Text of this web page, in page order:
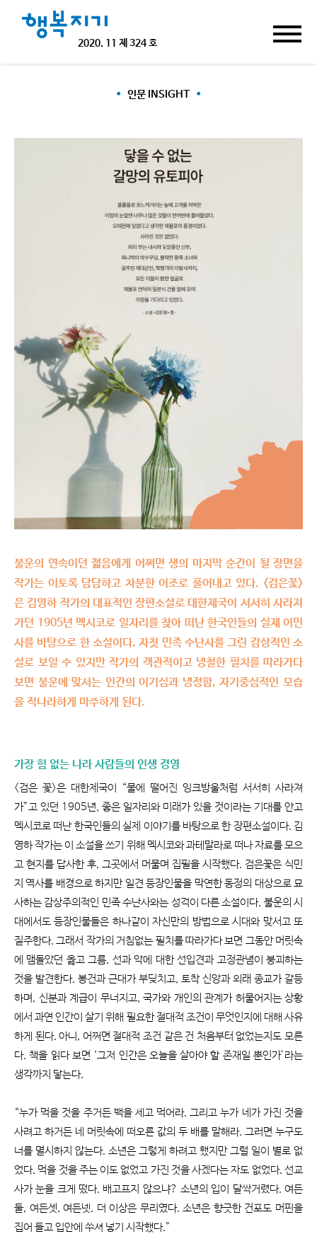
2020. 11 제 324 호
인문 INSIGHT
불운의 연속이던 젋음에게 어쩌면 생의 마지막 순간이 될 장면을
작가는 이토록 담담하고 차분한 어조로 풀어내고 있다. <검은꽃>
은 김영하 작가의 대표적인 장편소설로 대한제국이 서서히 사라져
가던 1905년 멕시코로 일자리를 찾아 떠난 한국인들의 실제 이민
사를 바탕으로 한 소설이다. 자칫 민족 수난사를 그린 감상적인 소
설로 보일 수 있지만 작가의 객관적이고 냉철한 필치를 따라가다
보면 불운에 맞서는 인간의 이기심과 냉정함, 자기중심적인 모습
을 적나라하게 마주하게 된다.
가장 힘 없는 나라 사람들의 인생 경영
<검은 꽃>은 대한제국이 “물에 떨어진 잉크방울처럼 서서히 사라져
가”고 있던 1905년, 좋은 일자리와 미래가 있을 것이라는 기대를 안고
멕시코로 떠난 한국인들의 실제 이야기를 바탕으로 한 장편소설이다. 김
영하 작가는 이 소설을 쓰기 위해 멕시코와 과테말라로 떠나 자료를 모으
고 현지를 답사한 후, 그곳에서 머물며 집필을 시작했다. 검은꽃은 식민
지 역사를 배경으로 하지만 일견 등장인물을 막연한 동정의 대상으로 묘
사하는 감상주의적인 민족 수난사와는 성격이 다른 소설이다. 불운의 시
대에서도 등장인물들은 하나같이 자신만의 방법으로 시대와 맞서고 또
질주한다. 그래서 작가의 거침없는 필치를 따라가다 보면 그동안 머릿속
에 맴돌았던 옳고 그름, 선과 악에 대한 선입견과 고정관념이 붕괴하는
것을 발견한다. 봉건과 근대가 부딪치고, 토착 신앙과 외래 종교가 갈등
하며, 신분과 계급이 무너지고, 국가와 개인의 관계가 허물어지는 상황
에서 과연 인간이 살기 위해 필요한 절대적 조건이 무엇인지에 대해 사유
하게 된다. 아니, 어쩌면 절대적 조건 같은 건 처음부터 없었는지도 모른
다. 책을 읽다 보면 ‘그저 인간은 오늘을 살아야 할 존재일 뿐인가’라는
생각까지 닿는다.
“누가 먹을 것을 주거든 백을 세고 먹어라. 그리고 누가 네가 가진 것을
사려고 하거든 네 머릿속에 떠오른 값의 두 배를 말해라. 그러면 누구도
너를 멸시하지 않는다. 소년은 그렇게 하려고 했지만 그럴 일이 별로 없
었다. 먹을 것을 주는 이도 없었고 가진 것을 사겠다는 자도 없었다. 선교
사가 눈을 크게 떴다. 배고프지 않으냐? 소년의 입이 달싹거렸다. 여든
둘, 여든셋, 여든넷. 더 이상은 무리였다. 소년은 향긋한 건포도 머핀을
집어 들고 입안에 쑤셔 넣기 시작했다.”